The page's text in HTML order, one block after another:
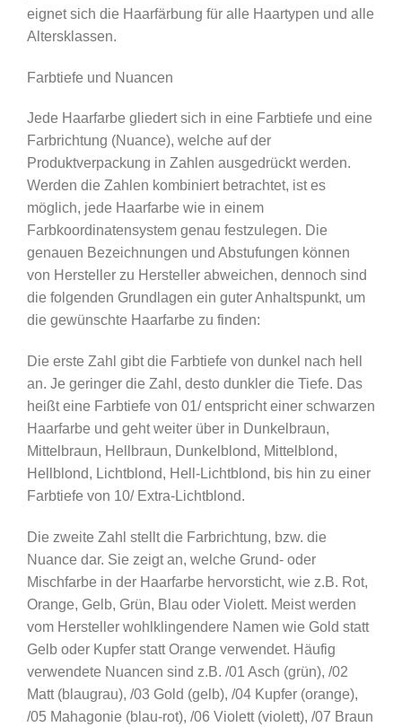
eignet sich die Haarfärbung für alle Haartypen und alle
Altersklassen.
Farbtiefe und Nuancen
Jede Haarfarbe gliedert sich in eine Farbtiefe und eine
Farbrichtung (Nuance), welche auf der
Produktverpackung in Zahlen ausgedrückt werden.
Werden die Zahlen kombiniert betrachtet, ist es
möglich, jede Haarfarbe wie in einem
Farbkoordinatensystem genau festzulegen. Die
genauen Bezeichnungen und Abstufungen können
von Hersteller zu Hersteller abweichen, dennoch sind
die folgenden Grundlagen ein guter Anhaltspunkt, um
die gewünschte Haarfarbe zu finden:
Die erste Zahl gibt die Farbtiefe von dunkel nach hell
an. Je geringer die Zahl, desto dunkler die Tiefe. Das
heißt eine Farbtiefe von 01/ entspricht einer schwarzen
Haarfarbe und geht weiter über in Dunkelbraun,
Mittelbraun, Hellbraun, Dunkelblond, Mittelblond,
Hellblond, Lichtblond, Hell-Lichtblond, bis hin zu einer
Farbtiefe von 10/ Extra-Lichtblond.
Die zweite Zahl stellt die Farbrichtung, bzw. die
Nuance dar. Sie zeigt an, welche Grund- oder
Mischfarbe in der Haarfarbe hervorsticht, wie z.B. Rot,
Orange, Gelb, Grün, Blau oder Violett. Meist werden
vom Hersteller wohlklingendere Namen wie Gold statt
Gelb oder Kupfer statt Orange verwendet. Häufig
verwendete Nuancen sind z.B. /01 Asch (grün), /02
Matt (blaugrau), /03 Gold (gelb), /04 Kupfer (orange),
/05 Mahagonie (blau-rot), /06 Violett (violett), /07 Braun